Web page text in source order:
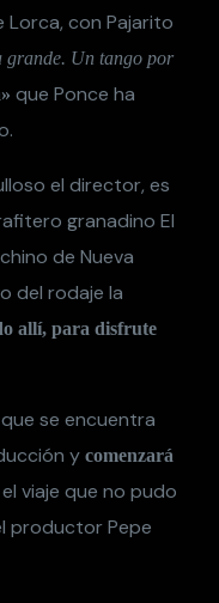
Lorca, con Pajarito
grande. Un tango por
que Ponce ha
el director, es
granadino El
de Nueva
del rodaje la
allí, para disfrute
se encuentra
y comenzará
viaje que no pudo
productor Pepe